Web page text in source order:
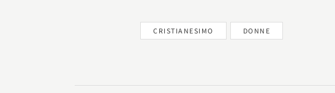
CRISTIANESIMO DONNE